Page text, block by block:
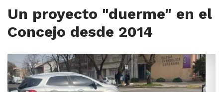
Un proyecto "duerme" en el
Concejo desde 2014